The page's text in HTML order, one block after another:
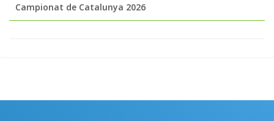
Campionat de Catalunya 2026